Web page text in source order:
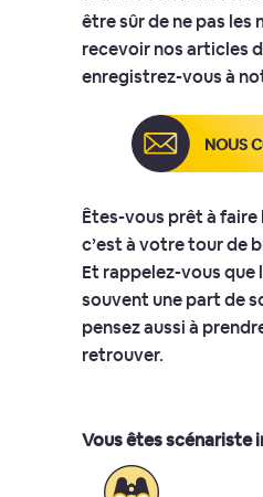
être sûr de ne pas les
recevoir nos articles
enregistrez-vous à
NOUS
Êtes-vous prêt à faire
c’est à votre tour de
Et rappelez-vous que
souvent une part de
pensez aussi à
retrouver.
Vous êtes scénariste